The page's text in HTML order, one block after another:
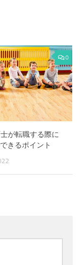
0
が転職する際に
きるポイント